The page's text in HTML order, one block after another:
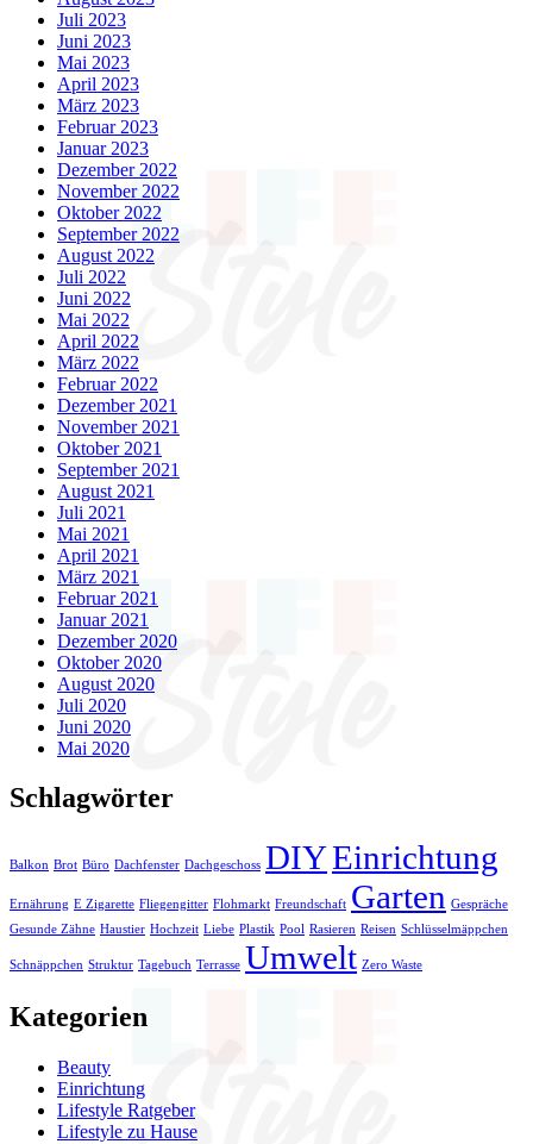
Juli 2023
Juni 2023
Mai 2023
April 2023
März 2023
Februar 2023
Januar 2023
Dezember 2022
November 2022
Oktober 2022
September 2022
August 2022
Juli 2022
Juni 2022
Mai 2022
April 2022
März 2022
Februar 2022
Dezember 2021
November 2021
Oktober 2021
September 2021
August 2021
Juli 2021
Mai 2021
April 2021
März 2021
Februar 2021
Januar 2021
Dezember 2020
Oktober 2020
August 2020
Juli 2020
Juni 2020
Mai 2020
Schlagwörter
Balkon Brot Büro Dachfenster Dachgeschoss DIYEinrichtung
Ernährung E Zigarette Fliegengitter Flohmarkt Freundschaft Garten Gespräche
Gesunde Zähne Haustier Hochzeit Liebe Plastik Pool Rasieren Reisen Schlüsselmäppchen
Schnäppchen Struktur Tagebuch Terrasse Umwelt Zero Waste
Kategorien
Beauty
Einrichtung
Lifestyle Ratgeber
Lifestyle zu Hause